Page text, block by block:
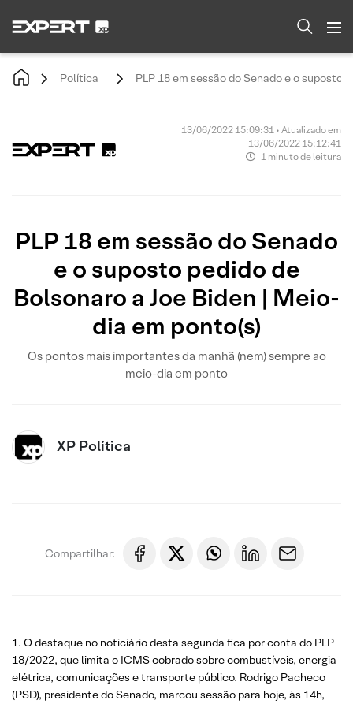
Política PLP 18 em sessão do Senado e o suposto
13/06/2022 15:09:31 • Atualizado em
13/06/2022 15:12:41
1 minuto de leitura
PLP 18 em sessão do Senado
e o suposto pedido de
Bolsonaro a Joe Biden | Meio-
dia em ponto(s)
Os pontos mais importantes da manhã (nem) sempre ao
meio-dia em ponto
XP Política
Compartilhar:
1. O destaque no noticiário desta segunda fica por conta do PLP
18/2022, que limita o ICMS cobrado sobre combustíveis, energia
elétrica, comunicações e transporte público. Rodrigo Pacheco
(PSD), presidente do Senado, marcou sessão para hoje, às 14h,